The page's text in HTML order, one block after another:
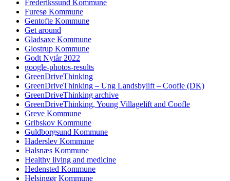
Frederikssund Kommune
Furesø Kommune
Gentofte Kommune
Get around
Gladsaxe Kommune
Glostrup Kommune
Godt Nytår 2022
google-photos-results
GreenDriveThinking
GreenDriveThinking – Ung Landsbylift – Coofle (DK)
GreenDriveThinking archive
GreenDriveThinking, Young Villagelift and Coofle
Greve Kommune
Gribskov Kommune
Guldborgsund Kommune
Haderslev Kommune
Halsnæs Kommune
Healthy living and medicine
Hedensted Kommune
Helsingør Kommune